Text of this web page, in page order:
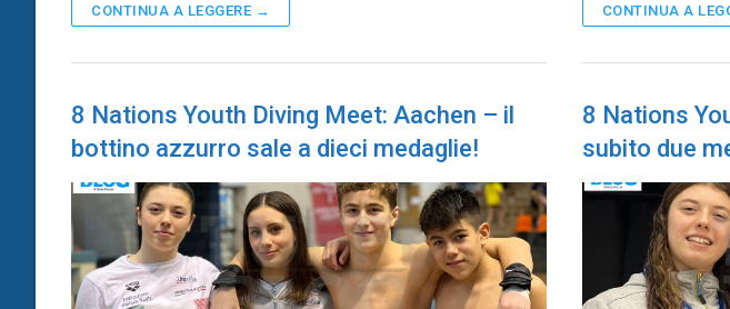
CONTINUA A LEGGERE → CONTINUA A
8 Nations Youth Diving Meet: Aachen – il
bottino azzurro sale a dieci medaglie!
8 Nations
subito due